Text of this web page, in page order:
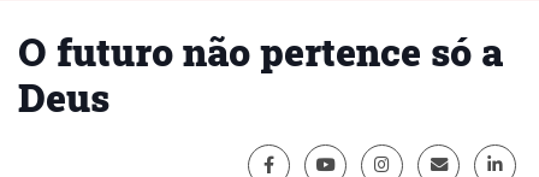
O futuro não pertence só a
Deus